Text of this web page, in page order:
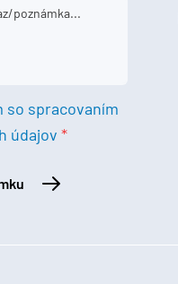
so spracovaním
údajov